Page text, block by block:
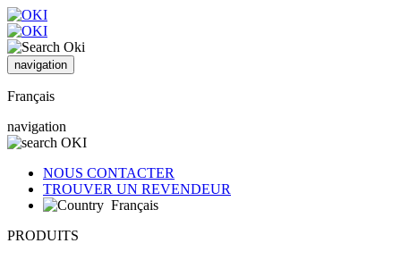
navigation
Français
navigation
NOUS CONTACTER
TROUVER UN REVENDEUR
Français
PRODUITS